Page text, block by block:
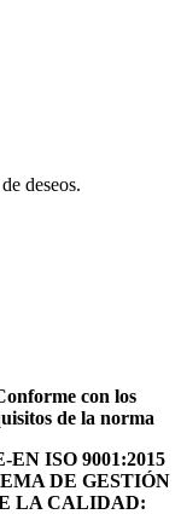
deseos.
con los
de la norma
EN ISO 9001:2015
DE GESTIÓN
LA CALIDAD: